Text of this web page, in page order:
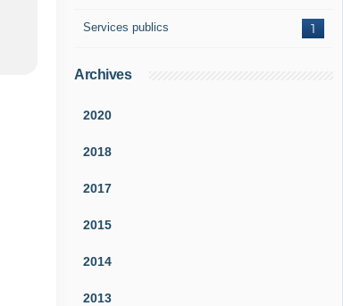
1
Services publics
Archives
2020
2018
2017
2015
2014
2013